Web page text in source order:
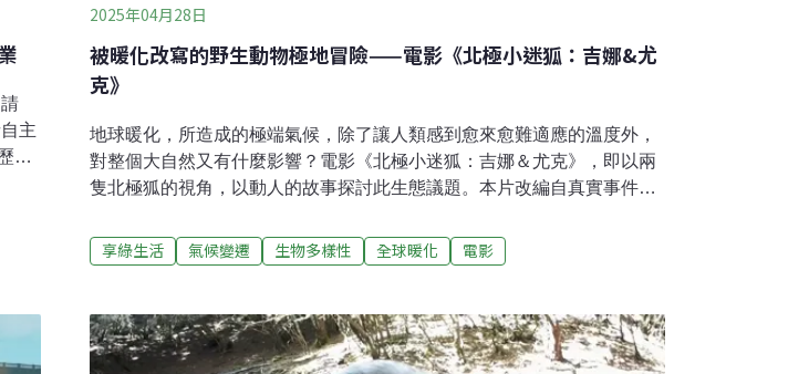
主
年
京
啡
部
2025年04月28日
被暖化改寫的野生動物極地冒險——電影《北極小迷狐：吉娜&尤
克》
地球暖化，所造成的極端氣候，除了讓人類感到愈來愈難適應的溫度外，
對整個大自然又有什麼影響？電影《北極小迷狐：吉娜＆尤克》，即以兩
隻北極狐的視角，以動人的故事探討此生態議題。本片改編自真實事件，
論其為「一個極具教育意義又充滿詩意的美麗故事。」電影於4月25日上
映，片長80分鐘。攝影團隊在現場與動物建立「信任圈」 如同一場芭蕾舞
「傑克市」）。導演吉翁麥達卻斯基（Guillaume Maidatchevsky ）撰寫
了300頁的主要場景劇本拍攝完成。靈感來自他讀到一篇加拿大報紙的文
享綠生活 氣候變遷 生物多樣性 全球暖化 電影